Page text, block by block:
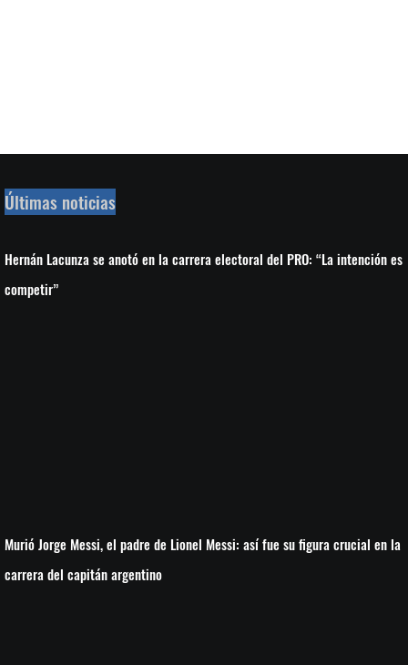
Últimas noticias
Hernán Lacunza se anotó en la carrera electoral del PRO: “La intención es
competir”
Murió Jorge Messi, el padre de Lionel Messi: así fue su figura crucial en la
carrera del capitán argentino